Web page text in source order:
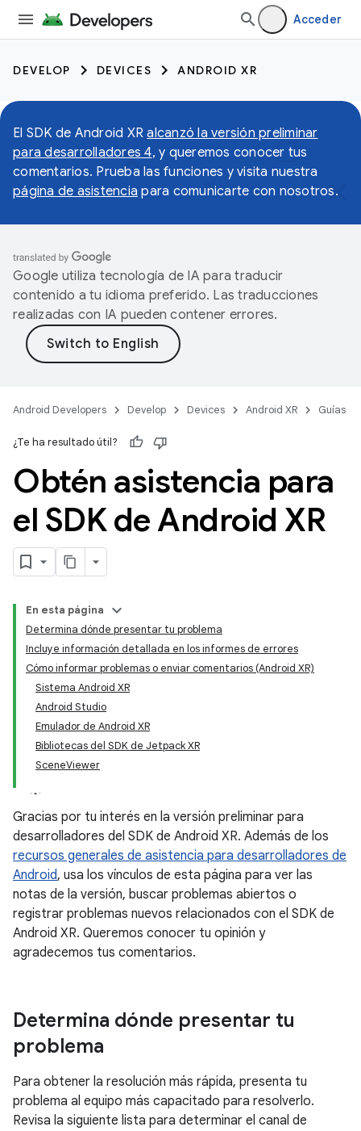
Acceder
DEVELOP DEVICES ANDROID XR
El SDK de Android XRalcanzó la versión preliminar
para desarrolladores 4, y queremos conocer tus
comentarios. Prueba las funciones y visita nuestra
página de asistencia para comunicarte con nosotros.
Google utiliza tecnología de IA para traducir
contenido a tu idioma preferido. Las traducciones
realizadas con IA pueden contener errores.
Android Developers Develop Devices Android XR Guías
¿Te ha resultado útil?
Obtén asistencia para
el SDK de Android XR
En esta página
Determina dónde presentar tu problema
Incluye información detallada en los informes de errores
Cómo informar problemas o enviar comentarios (Android XR)
Sistema Android XR
Android Studio
Emulador de Android XR
Bibliotecas del SDK de Jetpack XR
SceneViewer
Gracias por tu interés en la versión preliminar para
desarrolladores del SDK de Android XR. Además de los
recursos generales de asistencia para desarrolladores de
Android, usa los vínculos de esta página para ver las
notas de la versión, buscar problemas abiertos o
registrar problemas nuevos relacionados con el SDK de
Android XR. Queremos conocer tu opinión y
agradecemos tus comentarios.
Determina dónde presentar tu
problema
Para obtener la resolución más rápida, presenta tu
problema al equipo más capacitado para resolverlo.
Revisa la siguiente lista para determinar el canal de